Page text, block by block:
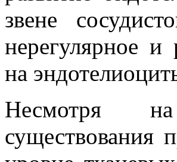
звене
нерегулярное и
на
Несмотря на
существования